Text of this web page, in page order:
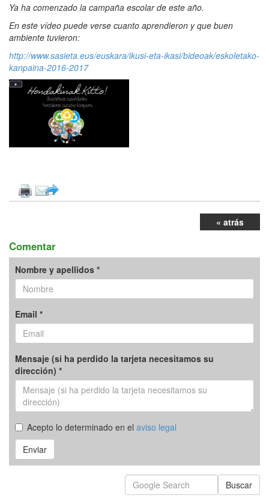
Ya ha comenzado la campaña escolar de este año.
En este vídeo puede verse cuanto aprendieron y que buen
ambiente tuvieron:
http://www.sasieta.eus/euskara/ikusi-eta-ikasi/bideoak/eskoletako-
kanpaina-2016-2017
« atrás
Comentar
Nombre y apellidos *
Email *
Mensaje (si ha perdido la tarjeta necesitamos su
dirección) *
Acepto lo determinado en el aviso legal
Enviar
Buscar